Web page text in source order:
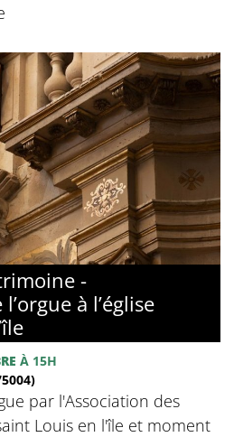
-
à l’église
À 15H
par l'Association des
Louis en l'île et moment